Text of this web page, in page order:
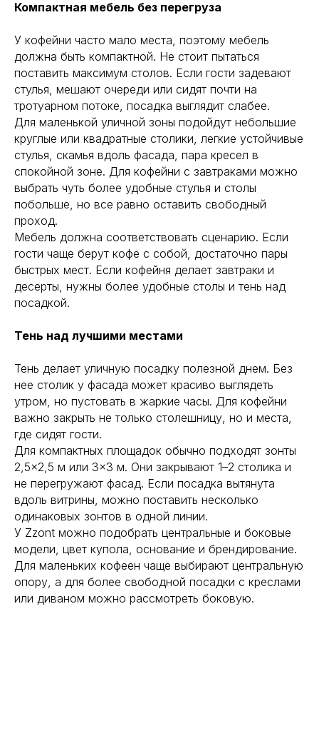
Компактная мебель без перегруза
У кофейни часто мало места, поэтому мебель
должна быть компактной. Не стоит пытаться
поставить максимум столов. Если гости задевают
стулья, мешают очереди или сидят почти на
тротуарном потоке, посадка выглядит слабее.
Для маленькой уличной зоны подойдут небольшие
круглые или квадратные столики, легкие устойчивые
стулья, скамья вдоль фасада, пара кресел в
спокойной зоне. Для кофейни с завтраками можно
выбрать чуть более удобные стулья и столы
побольше, но все равно оставить свободный
проход.
Мебель должна соответствовать сценарию. Если
гости чаще берут кофе с собой, достаточно пары
быстрых мест. Если кофейня делает завтраки и
десерты, нужны более удобные столы и тень над
посадкой.
Тень над лучшими местами
Тень делает уличную посадку полезной днем. Без
нее столик у фасада может красиво выглядеть
утром, но пустовать в жаркие часы. Для кофейни
важно закрыть не только столешницу, но и места,
где сидят гости.
Для компактных площадок обычно подходят зонты
2,5×2,5 м или 3×3 м. Они закрывают 1–2 столика и
не перегружают фасад. Если посадка вытянута
вдоль витрины, можно поставить несколько
одинаковых зонтов в одной линии.
У Zzont можно подобрать центральные и боковые
модели, цвет купола, основание и брендирование.
Для маленьких кофеен чаще выбирают центральную
опору, а для более свободной посадки с креслами
или диваном можно рассмотреть боковую.